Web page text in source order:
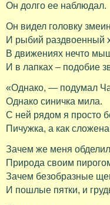
Он долго ее наблюдал.
Он видел головку
И рыбий раздвоенный
В движениях нечто
И в лапках – подобие
«Однако, — подумал
Однако синичка мила.
С ней рядом я просто
Пичужка, а как
Зачем же меня
Природа своим
Зачем безобразные
И пошлые пятки, и